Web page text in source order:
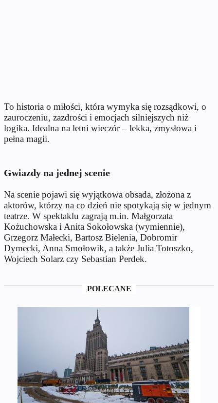
To historia o miłości, która wymyka się rozsądkowi, o
zauroczeniu, zazdrości i emocjach silniejszych niż
logika. Idealna na letni wieczór – lekka, zmysłowa i
pełna magii.
Gwiazdy na jednej scenie
Na scenie pojawi się wyjątkowa obsada, złożona z
aktorów, którzy na co dzień nie spotykają się w jednym
teatrze. W spektaklu zagrają m.in. Małgorzata
Kożuchowska i Anita Sokołowska (wymiennie),
Grzegorz Małecki, Bartosz Bielenia, Dobromir
Dymecki, Anna Smołowik, a także Julia Totoszko,
Wojciech Solarz czy Sebastian Perdek.
POLECANE